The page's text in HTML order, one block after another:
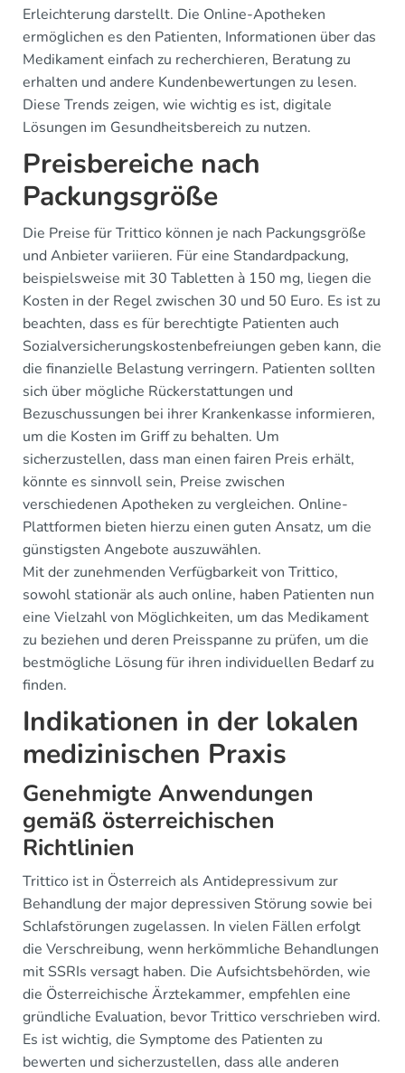
Erleichterung darstellt. Die Online-Apotheken
ermöglichen es den Patienten, Informationen über das
Medikament einfach zu recherchieren, Beratung zu
erhalten und andere Kundenbewertungen zu lesen.
Diese Trends zeigen, wie wichtig es ist, digitale
Lösungen im Gesundheitsbereich zu nutzen.
Preisbereiche nach
Packungsgröße
Die Preise für Trittico können je nach Packungsgröße
und Anbieter variieren. Für eine Standardpackung,
beispielsweise mit 30 Tabletten à 150 mg, liegen die
Kosten in der Regel zwischen 30 und 50 Euro. Es ist zu
beachten, dass es für berechtigte Patienten auch
Sozialversicherungskostenbefreiungen geben kann, die
die finanzielle Belastung verringern. Patienten sollten
sich über mögliche Rückerstattungen und
Bezuschussungen bei ihrer Krankenkasse informieren,
um die Kosten im Griff zu behalten. Um
sicherzustellen, dass man einen fairen Preis erhält,
könnte es sinnvoll sein, Preise zwischen
verschiedenen Apotheken zu vergleichen. Online-
Plattformen bieten hierzu einen guten Ansatz, um die
günstigsten Angebote auszuwählen.
Mit der zunehmenden Verfügbarkeit von Trittico,
sowohl stationär als auch online, haben Patienten nun
eine Vielzahl von Möglichkeiten, um das Medikament
zu beziehen und deren Preisspanne zu prüfen, um die
bestmögliche Lösung für ihren individuellen Bedarf zu
finden.
Indikationen in der lokalen
medizinischen Praxis
Genehmigte Anwendungen
gemäß österreichischen
Richtlinien
Trittico ist in Österreich als Antidepressivum zur
Behandlung der major depressiven Störung sowie bei
Schlafstörungen zugelassen. In vielen Fällen erfolgt
die Verschreibung, wenn herkömmliche Behandlungen
mit SSRIs versagt haben. Die Aufsichtsbehörden, wie
die Österreichische Ärztekammer, empfehlen eine
gründliche Evaluation, bevor Trittico verschrieben wird.
Es ist wichtig, die Symptome des Patienten zu
bewerten und sicherzustellen, dass alle anderen